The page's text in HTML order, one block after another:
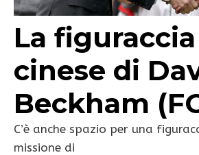
La figuraccia
cinese di
Beckham
C’è anche spazio per una
missione di